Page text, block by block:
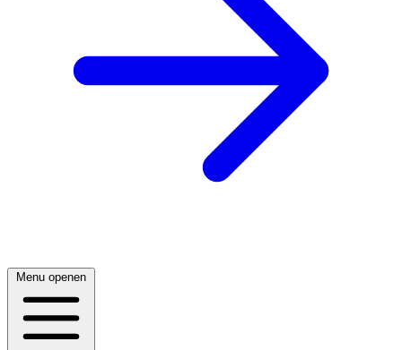
Menu openen